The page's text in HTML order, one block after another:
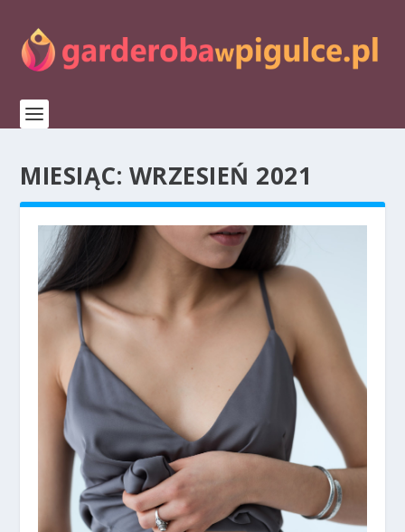
MIESIĄC: WRZESIEŃ 2021